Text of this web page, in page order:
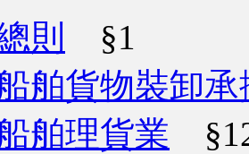
則
§1
舶貨物裝卸承
舶理貨業